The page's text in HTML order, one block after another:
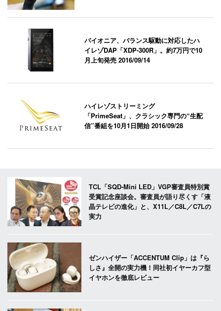
パイオニア、バランス駆動に対応したハ
イレゾDAP「XDP-300R」。約7万円で10
月上旬発売2016/09/14
ハイレゾストリーミング
「PrimeSeat」、クラシック専門の“生配
信”番組を10月1日開始2016/09/28
TCL「SQD-Mini LED」VGP審査員特別賞
受賞記念座談会。審査員が語り尽くす「液
晶テレビの進化」と、X11L／C8L／C7Lの
実力
ゼンハイザー「ACCENTUM Clip」は『ら
しさ』全開の実力機！同社初イヤーカフ型
イヤホンを徹底レビュー